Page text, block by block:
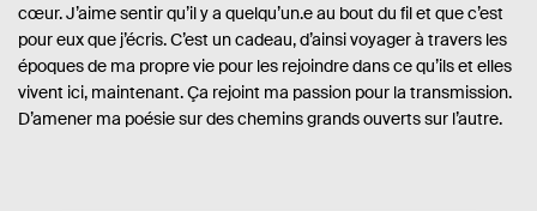
cœur. J’aime sentir qu’il y a quelqu’un.e au bout du fil et que c’est
pour eux que j’écris. C’est un cadeau, d’ainsi voyager à travers les
époques de ma propre vie pour les rejoindre dans ce qu’ils et elles
vivent ici, maintenant. Ça rejoint ma passion pour la transmission.
D’amener ma poésie sur des chemins grands ouverts sur l’autre.